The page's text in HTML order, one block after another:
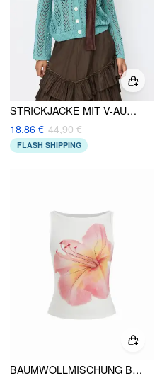
STRICKJACKE MIT V-AUSSCHNITT UND LANGEN ÄRMELN UND AUSSCHNITTEN
18,86 € 44,90 €
FLASH SHIPPING
BAUMWOLLMISCHUNG BLUMENGRAFIK STRASSDETAIL TANK TOP